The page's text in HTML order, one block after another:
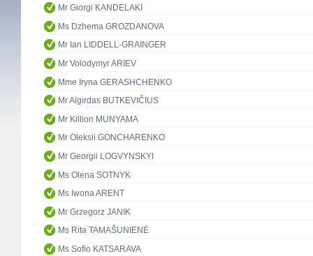
Mr Giorgi KANDELAKI
Ms Dzhema GROZDANOVA
Mr Ian LIDDELL-GRAINGER
Mr Volodymyr ARIEV
Mme Iryna GERASHCHENKO
Mr Algirdas BUTKEVIČIUS
Mr Killion MUNYAMA
Mr Oleksii GONCHARENKO
Mr Georgii LOGVYNSKYI
Ms Olena SOTNYK
Ms Iwona ARENT
Mr Grzegorz JANIK
Ms Rita TAMAŠUNIENĖ
Ms Sofio KATSARAVA